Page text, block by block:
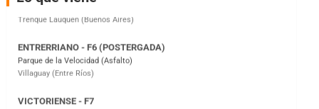
ENTRERRIANO - F6 (POSTERGADA)
Villaguay (Entre Ríos)
VICTORIENSE - F7
Victoria (Entre Ríos)